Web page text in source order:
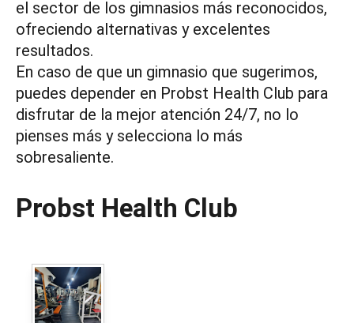
el sector de los gimnasios más reconocidos,
ofreciendo alternativas y excelentes
resultados.
En caso de que un gimnasio que sugerimos,
puedes depender en Probst Health Club para
disfrutar de la mejor atención 24/7, no lo
pienses más y selecciona lo más
sobresaliente.
Probst Health Club